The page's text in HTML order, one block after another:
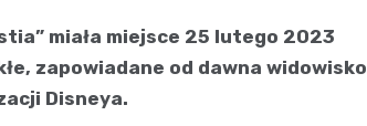
miała miejsce 25 lutego 2023
zapowiadane od dawna widowisko
Disneya.